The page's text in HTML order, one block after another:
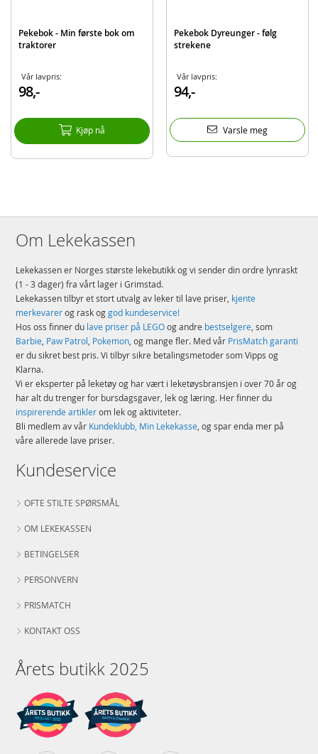
Pekebok - Min første bok om
traktorer
Vår lavpris:
98,-
Kjøp nå
Pekebok Dyreunger - følg
strekene
Vår lavpris:
94,-
Varsle meg
Om Lekekassen
Lekekassen er Norges største lekebutikk og vi sender din ordre lynraskt
(1 - 3 dager) fra vårt lager i Grimstad.
Lekekassen tilbyr et stort utvalg av leker til lave priser, kjente
merkevarerog rask oggod kundeservice!
Hos oss finner du lave priser på LEGOog andre bestselgere, som
Barbie, Paw Patrol, Pokemon, og mange fler. Med vår PrisMatch garanti
er du sikret best pris. Vi tilbyr sikre betalingsmetoder som Vipps og
Klarna.
Vi er eksperter på leketøy og har vært i leketøysbransjen i over 70 år og
har alt du trenger for bursdagsgaver, lek og læring. Her finner du
inspirerende artiklerom lek og aktiviteter.
Bli medlem av vår Kundeklubb, Min Lekekasse, og spar enda mer på
våre allerede lave priser.
Kundeservice
OFTE STILTE SPØRSMÅL
OM LEKEKASSEN
BETINGELSER
PERSONVERN
PRISMATCH
KONTAKT OSS
Årets butikk 2025